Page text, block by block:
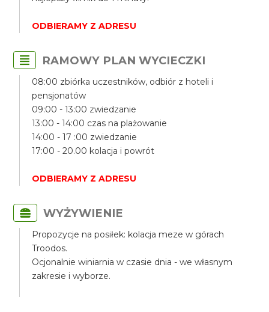
ODBIERAMY Z ADRESU
RAMOWY PLAN WYCIECZKI
08:00 zbiórka uczestników, odbiór z hoteli i
pensjonatów
09:00 - 13:00 zwiedzanie
13:00 - 14:00 czas na plażowanie
14:00 - 17 :00 zwiedzanie
17:00 - 20.00 kolacja i powrót
ODBIERAMY Z ADRESU
WYŻYWIENIE
Propozycje na posiłek: kolacja meze w górach
Troodos.
Ocjonalnie winiarnia w czasie dnia - we własnym
zakresie i wyborze.